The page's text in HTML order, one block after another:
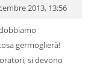
2013, 13:56
germoglierà!
si devono